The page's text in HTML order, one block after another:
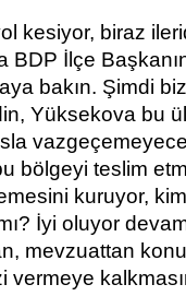
kesiyor, biraz
BDP İlçe
bakın. Şimdi
Yüksekova bu
bölgeyi teslim
kuruyor,
İyi oluyor
mevzuattan